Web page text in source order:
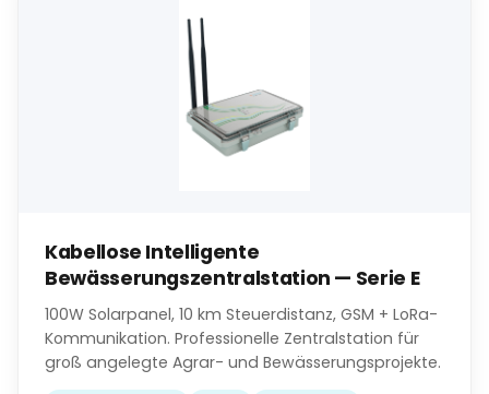
Kabellose Intelligente
Bewässerungszentralstation — Serie E
100W Solarpanel, 10 km Steuerdistanz, GSM + LoRa-
Kommunikation. Professionelle Zentralstation für
groß angelegte Agrar- und Bewässerungsprojekte.